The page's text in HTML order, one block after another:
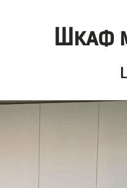
Шкаф